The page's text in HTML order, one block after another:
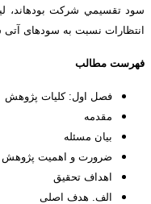
سود تقسيمي شركت بوده­اند،
انتظارات نسبت به سود‌های
فهرست مطالب
فصل اول: کلیات پژوهش
مقدمه
بیان مسئله
ضرورت و اهمیت پژوهش
اهداف تحقیق
الف. هدف اصلی